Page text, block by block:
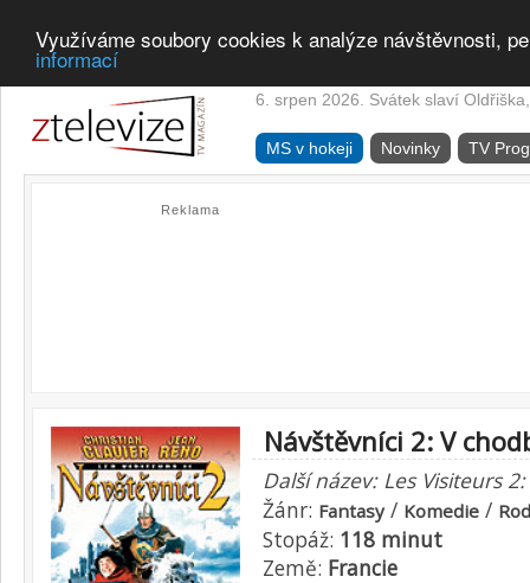
Využíváme soubory cookies k analýze návštěvnosti,
informací
6. srpen 2026. Svátek slaví
MS v hokeji Novinky TV
Reklama
Návštěvníci 2: V
Další název: Les Visiteurs
Žánr: Fantasy/ Komedie /
Stopáž: 118 minut
Země: Francie